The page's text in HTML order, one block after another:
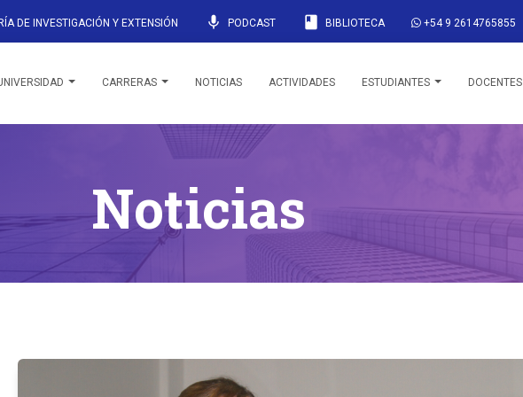
DE INVESTIGACIÓN Y EXTENSIÓN mic PODCAST book BIBLIOTECA +54 9 2614765855
CARRERAS NOTICIAS ACTIVIDADES ESTUDIANTES DOCENTES
Noticias